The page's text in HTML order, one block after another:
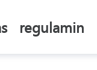
regulamin